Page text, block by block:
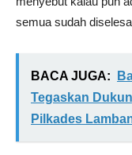
semua sudah
BACA JUGA:
Tegaskan
Pilkades